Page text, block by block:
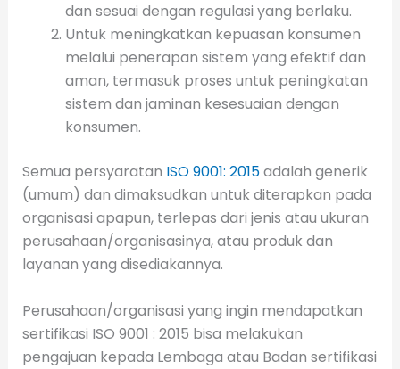
dan sesuai dengan regulasi yang berlaku.
Untuk meningkatkan kepuasan konsumen
melalui penerapan sistem yang efektif dan
aman, termasuk proses untuk peningkatan
sistem dan jaminan kesesuaian dengan
konsumen.
Semua persyaratan ISO 9001: 2015adalah generik
(umum) dan dimaksudkan untuk diterapkan pada
organisasi apapun, terlepas dari jenis atau ukuran
perusahaan/organisasinya, atau produk dan
layanan yang disediakannya.
Perusahaan/organisasi yang ingin mendapatkan
sertifikasi ISO 9001 : 2015 bisa melakukan
pengajuan kepada Lembaga atau Badan sertifikasi